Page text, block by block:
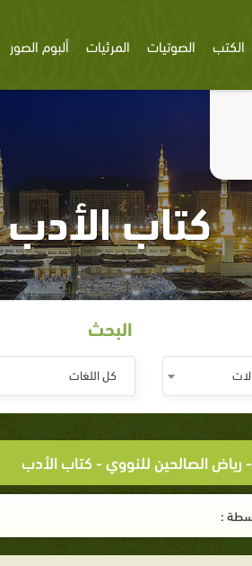
الكتب الصوتيات المرئيات ألبوم الصور
‏كتاب الأدب‏
البحث
كل اللغات
-رياض الصالحين للنووي- ‏كتاب الأدب‏
: